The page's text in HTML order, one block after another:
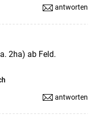
antworten
2ha) ab Feld.
antworten